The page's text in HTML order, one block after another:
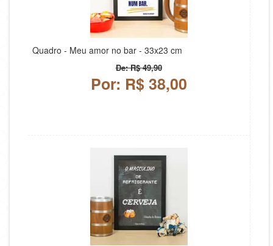
Quadro - Meu amor no bar - 33x23 cm
De: R$ 49,90
Por: R$ 38,00